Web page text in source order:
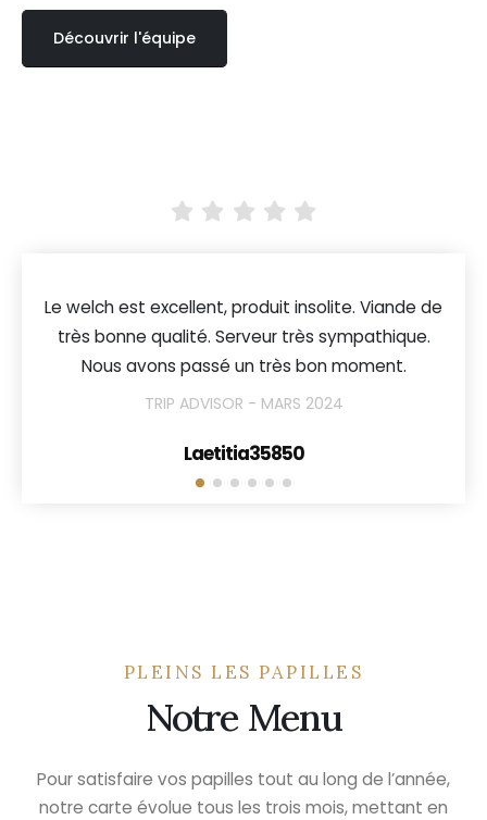
Découvrir l'équipe
Le welch est excellent, produit insolite. Viande de
très bonne qualité. Serveur très sympathique.
Nous avons passé un très bon moment.
TRIP ADVISOR - MARS 2024
Laetitia35850
PLEINS LES PAPILLES
Notre Menu
Pour satisfaire vos papilles tout au long de l’année,
notre carte évolue tous les trois mois, mettant en